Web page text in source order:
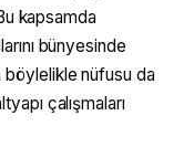
kapsamda
bünyesinde
nüfusu da
çalışmaları